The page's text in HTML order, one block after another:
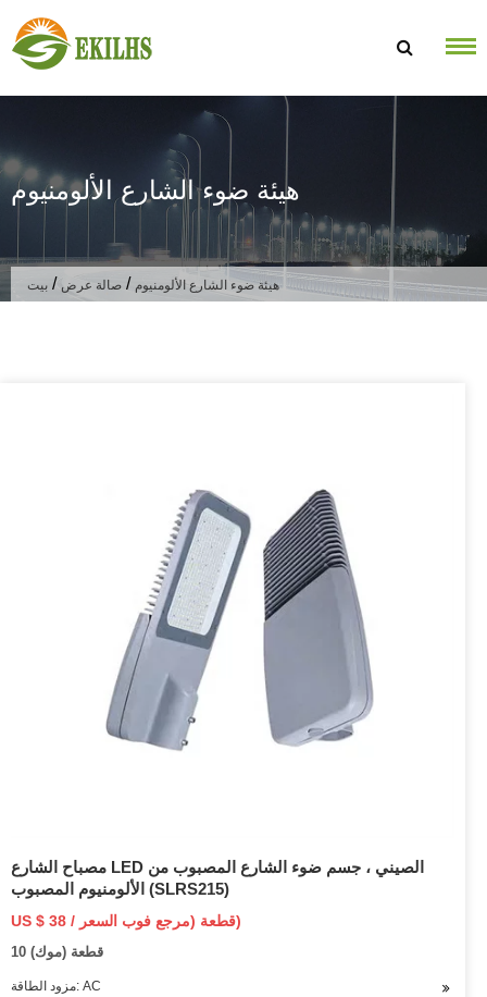
هيئة ضوء الشارع الألومنيوم
بيت / صالة عرض / هيئة ضوء الشارع الألومنيوم
مصباح الشارع LED الصيني ، جسم ضوء الشارع المصبوب من
الألومنيوم المصبوب (SLRS215)
US $ 38 / قطعة (مرجع فوب السعر)
10 قطعة (موك)
مزود الطاقة: AC